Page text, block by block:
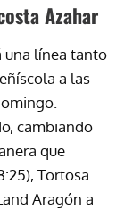
Azahar
una línea tanto
a las
cambiando
que
Tortosa
Aragón a